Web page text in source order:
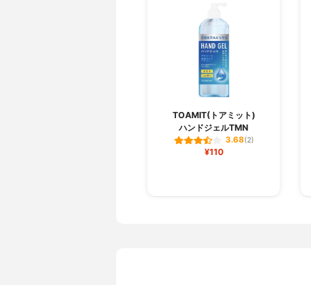
TOAMIT(トアミット)
ハンドジェルTMN
3.68(2)
¥110